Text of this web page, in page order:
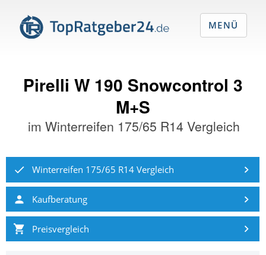
Pirelli W 190 Snowcontrol 3
M+S
imWinterreifen 175/65 R14 Vergleich
Winterreifen 175/65 R14 Vergleich
Kaufberatung
Preisvergleich
MENÜ